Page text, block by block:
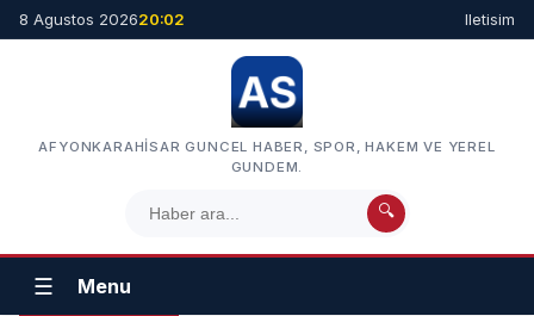
8 Agustos 202620:02 Iletisim
AFYONKARAHISAR GUNCEL HABER, SPOR, HAKEM VE YEREL
GUNDEM.
🔍
☰ Menu